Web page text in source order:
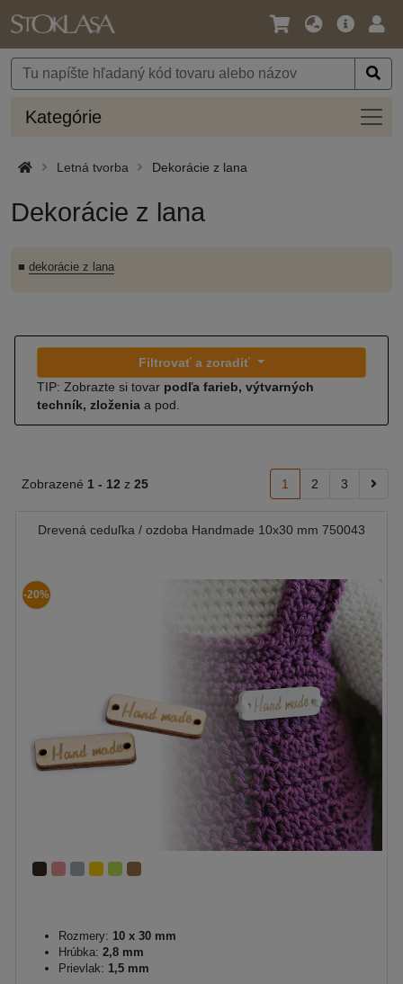
Jazyk
Mena
Hlavná
Kategórie
Letná tvorba Dekorácie z lana
Dekorácie z lana
■ dekorácie z lana
Filtrovať a zoradiť
TIP: Zobrazte si tovar podľa farieb, výtvarných
techník, zloženia a pod.
Zobrazené 1 - 12 z 25 1 2 3
Drevená ceduľka / ozdoba Handmade 10x30 mm 750043
-20%
Rozmery: 10 x 30 mm
Hrúbka: 2,8 mm
Prievlak: 1,5 mm